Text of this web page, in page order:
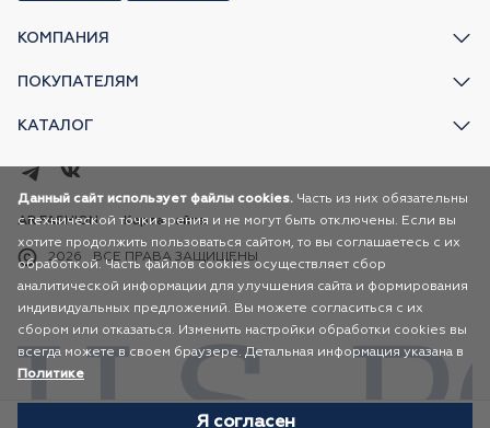
КОМПАНИЯ
ПОКУПАТЕЛЯМ
КАТАЛОГ
2026 ВСЕ ПРАВА ЗАЩИЩЕНЫ
AR FASHION Карта сайта
Данный сайт использует файлы cookies. Часть из них обязательны
с технической точки зрения и не могут быть отключены. Если вы
хотите продолжить пользоваться сайтом, то вы соглашаетесь с их
обработкой. Часть файлов cookies осуществляет сбор
аналитической информации для улучшения сайта и формирования
индивидуальных предложений. Вы можете согласиться с их
сбором или отказаться. Изменить настройки обработки cookies вы
всегда можете в своем браузере. Детальная информация указана в
Политике
Я согласен